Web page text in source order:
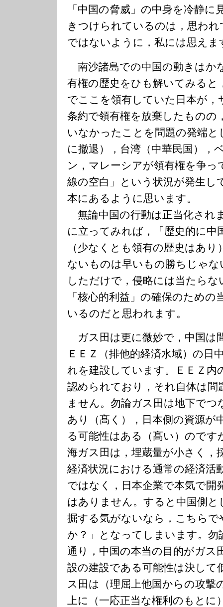
「中国の脅威」の中身を冷静
きつけられているのは，思わ
ではないように，私には思えま
南沙諸島での中国の動きはか
有権の歴史をひも解いてみると
でここを領有していた日本が
条約で領有権を放棄したものの
いなかったことを問題の発端
に撤退），台湾（中華民国），
ン，マレーシアが領有権を争っ
線の空白」という状況が発生し
本にあるように思います。
無論中国の行動は正当化され
に立ってみれば，「歴史的に中
（少なくとも領有の歴史はあ
ないものは早いもの勝ちじゃ
しただけで，侵略には当たら
「核心的利益」の確保のため
いるのだと思われます。
ガス田は更に微妙で，中国は
ＥＥＺ（排他的経済水域）の日
れを建設しています。ＥＥＺ内
認められており，それ自体は問
ません。勿論ガス田は地下で
あり（髙く），日本側の資源が
る可能性はある（髙い）のです
海ガス田は，埋蔵量が小さく，
経済状況における通常の経済活
ではなく，日本企業で本気で開
はありません。すると中国側
掘する気がないなら，こちら
か？」となってしまいます。
通り，中国の本当の目的がガス
設の建設である可能性は決して
ス田は（理屈上他国からの攻撃
上に（一応正当な権利のもと